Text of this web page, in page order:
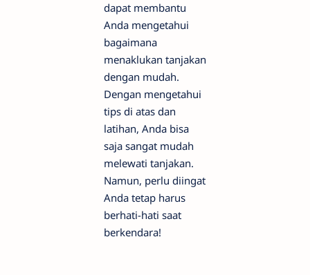
dapat membantu
Anda mengetahui
bagaimana
menaklukan tanjakan
dengan mudah.
Dengan mengetahui
tips di atas dan
latihan, Anda bisa
saja sangat mudah
melewati tanjakan.
Namun, perlu diingat
Anda tetap harus
berhati-hati saat
berkendara!